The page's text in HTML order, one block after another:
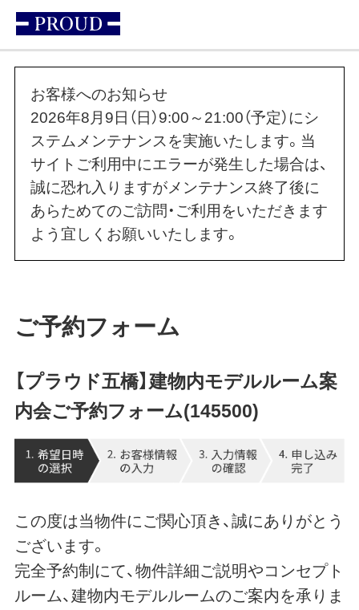
お客様へのお知らせ
2026年8月9日（日）9:00～21:00（予定）にシ
ステムメンテナンスを実施いたします。当
サイトご利用中にエラーが発生した場合は、
誠に恐れ入りますがメンテナンス終了後に
あらためてのご訪問・ご利用をいただきます
よう宜しくお願いいたします。
ご予約フォーム
【プラウド五橋】建物内モデルルーム案
内会ご予約フォーム(145500)
この度は当物件にご関心頂き、誠にありがとう
ございます。
完全予約制にて、物件詳細ご説明やコンセプト
ルーム、建物内モデルルームのご案内を承りま